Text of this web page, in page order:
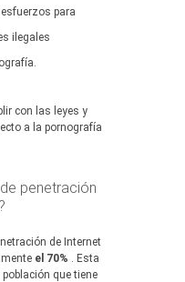
para
ilegales
con las leyes y
a la pornografía
penetración
de Internet
el 70% . Esta
que tiene